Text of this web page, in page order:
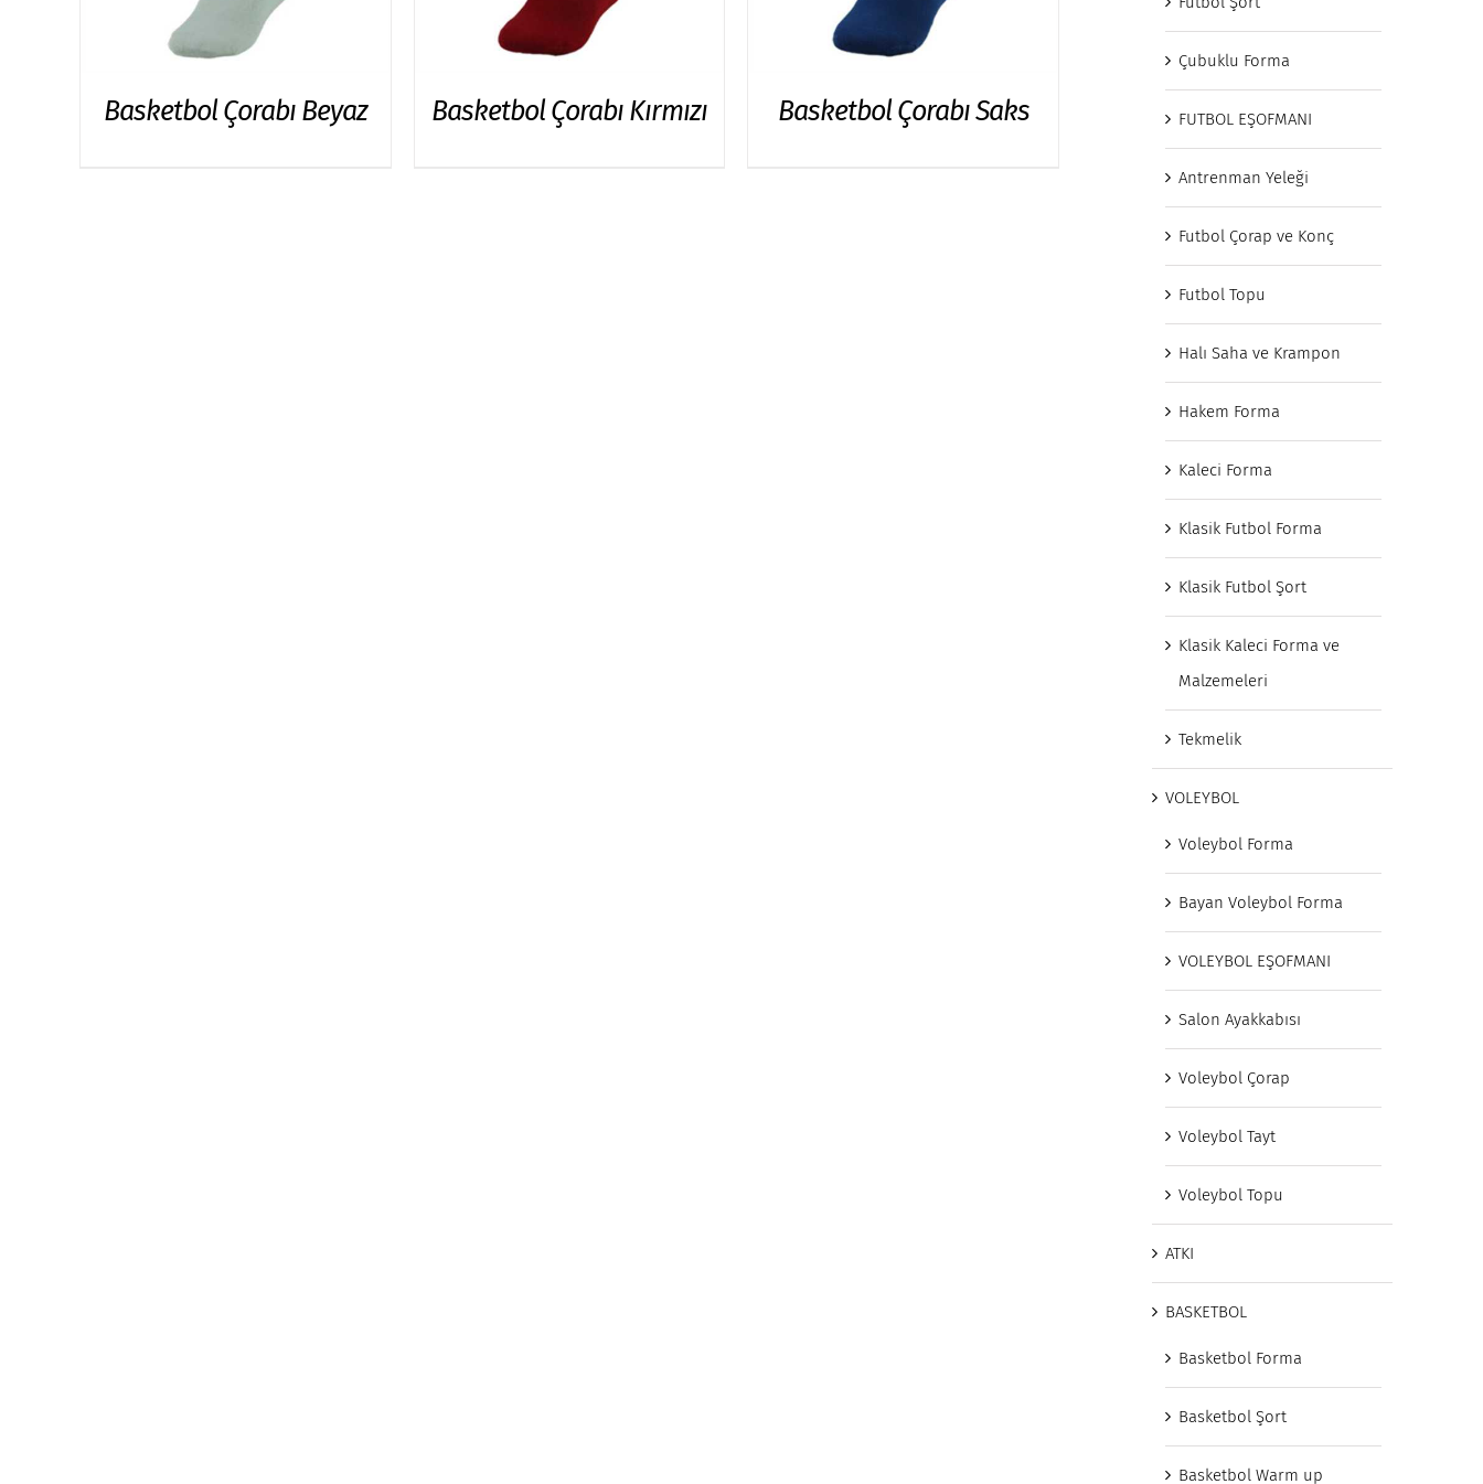
Basketbol Çorabı Beyaz Basketbol Çorabı Kırmızı Basketbol Çorabı Saks
Çubuklu Forma
FUTBOL EŞOFMANI
Antrenman Yeleği
Futbol Çorap ve Konç
Futbol Topu
Halı Saha ve Krampon
Hakem Forma
Kaleci Forma
Klasik Futbol Forma
Klasik Futbol Şort
Klasik Kaleci Forma ve
Malzemeleri
Tekmelik
VOLEYBOL
Voleybol Forma
Bayan Voleybol Forma
VOLEYBOL EŞOFMANI
Salon Ayakkabısı
Voleybol Çorap
Voleybol Tayt
Voleybol Topu
ATKI
BASKETBOL
Basketbol Forma
Basketbol Şort
Basketbol Warm up